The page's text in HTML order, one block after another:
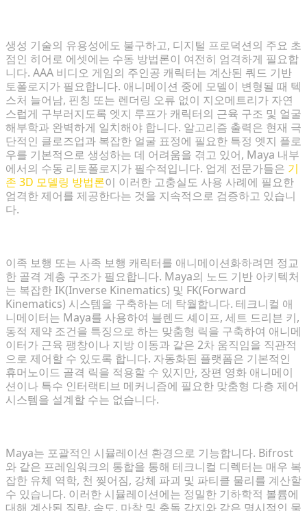
생성 기술의 유용성에도 불구하고, 디지털 프로덕션의 주요 초
점인 히어로 에셋에는 수동 방법론이 여전히 엄격하게 필요합
니다. AAA 비디오 게임의 주인공 캐릭터는 계산된 쿼드 기반
토폴로지가 필요합니다. 애니메이션 중에 모델이 변형될 때 텍
스처 늘어남, 핀칭 또는 렌더링 오류 없이 지오메트리가 자연
스럽게 구부러지도록 엣지 루프가 캐릭터의 근육 구조 및 얼굴
해부학과 완벽하게 일치해야 합니다. 알고리즘 출력은 현재 극
단적인 클로즈업과 복잡한 얼굴 표정에 필요한 특정 엣지 플로
우를 기본적으로 생성하는 데 어려움을 겪고 있어, Maya 내부
에서의 수동 리토폴로지가 필수적입니다. 업계 전문가들은 기
존 3D 모델링 방법론이 이러한 고충실도 사용 사례에 필요한
엄격한 제어를 제공한다는 것을 지속적으로 검증하고 있습니
다.
이족 보행 또는 사족 보행 캐릭터를 애니메이션화하려면 정교
한 골격 계층 구조가 필요합니다. Maya의 노드 기반 아키텍처
는 복잡한 IK(Inverse Kinematics) 및 FK(Forward
Kinematics) 시스템을 구축하는 데 탁월합니다. 테크니컬 애
니메이터는 Maya를 사용하여 블렌드 셰이프, 세트 드리븐 키,
동적 제약 조건을 특징으로 하는 맞춤형 릭을 구축하여 애니메
이터가 근육 팽창이나 지방 이동과 같은 2차 움직임을 직관적
으로 제어할 수 있도록 합니다. 자동화된 플랫폼은 기본적인
휴머노이드 골격 릭을 적용할 수 있지만, 장편 영화 애니메이
션이나 특수 인터랙티브 메커니즘에 필요한 맞춤형 다층 제어
시스템을 설계할 수는 없습니다.
Maya는 포괄적인 시뮬레이션 환경으로 기능합니다. Bifrost
와 같은 프레임워크의 통합을 통해 테크니컬 디렉터는 매우 복
잡한 유체 역학, 천 찢어짐, 강체 파괴 및 파티클 물리를 계산할
수 있습니다. 이러한 시뮬레이션에는 정밀한 기하학적 볼륨에
대해 계산된 질량, 속도, 마찰 및 충돌 감지와 같은 명시적인 물